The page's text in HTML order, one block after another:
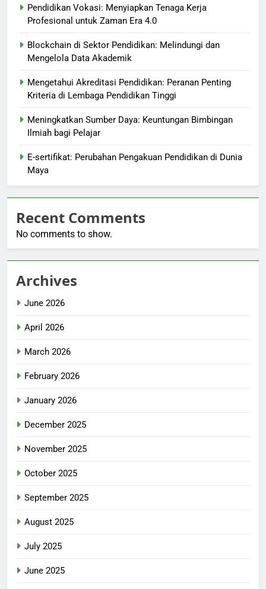
Pendidikan Vokasi: Menyiapkan Tenaga Kerja
Profesional untuk Zaman Era 4.0
Blockchain di Sektor Pendidikan: Melindungi dan
Mengelola Data Akademik
Mengetahui Akreditasi Pendidikan: Peranan Penting
Kriteria di Lembaga Pendidikan Tinggi
Meningkatkan Sumber Daya: Keuntungan Bimbingan
Ilmiah bagi Pelajar
E-sertifikat: Perubahan Pengakuan Pendidikan di Dunia
Maya
Recent Comments
No comments to show.
Archives
June 2026
April 2026
March 2026
February 2026
January 2026
December 2025
November 2025
October 2025
September 2025
August 2025
July 2025
June 2025